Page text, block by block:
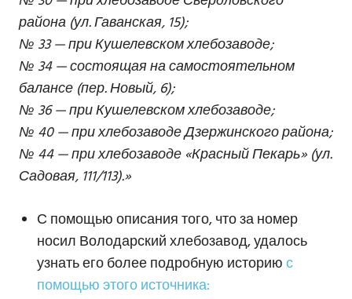
района (ул. Гаванская, 15);
№ 33 — при Кушелевском хлебозаводе;
№ 34 — состоящая на самостоятельном
балансе (пер. Новый, 6);
№ 36 — при Кушелевском хлебозаводе;
№ 40 — при хлебозаводе Дзержинского района;
№ 44 — при хлебозаводе «Красный Пекарь» (ул.
Садовая, 111/113).»
С помощью описания того, что за номер
носил Володарский хлебозавод, удалось
узнать его более подробную историюс
помощью этого источника: